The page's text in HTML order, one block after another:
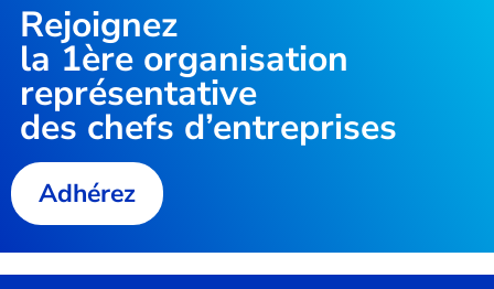
Rejoignez
la 1ère organisation
représentative
des chefs d’entreprises
Adhérez